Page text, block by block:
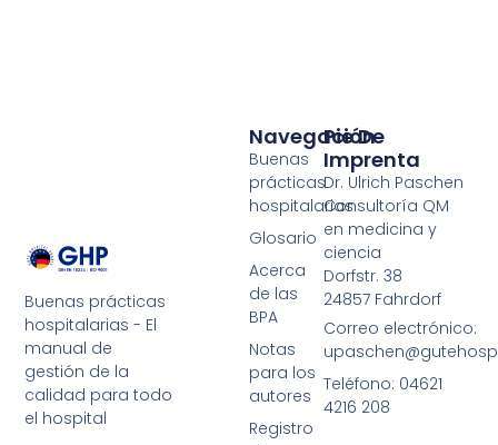
Buenas prácticas
hospitalarias - El
manual de
gestión de la
calidad para todo
el hospital
Navegación
Buenas
prácticas
hospitalarias
Glosario
Acerca
de las
BPA
Notas
para los
autores
Registro
Pie De
Imprenta
Dr. Ulrich Paschen
Consultoría QM
en medicina y
ciencia
Dorfstr. 38
24857 Fahrdorf
Correo electrónico:
Teléfono: 04621
4216 208